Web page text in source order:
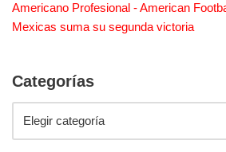
Americano Profesional - American
Mexicas suma su segunda victoria
Categorías